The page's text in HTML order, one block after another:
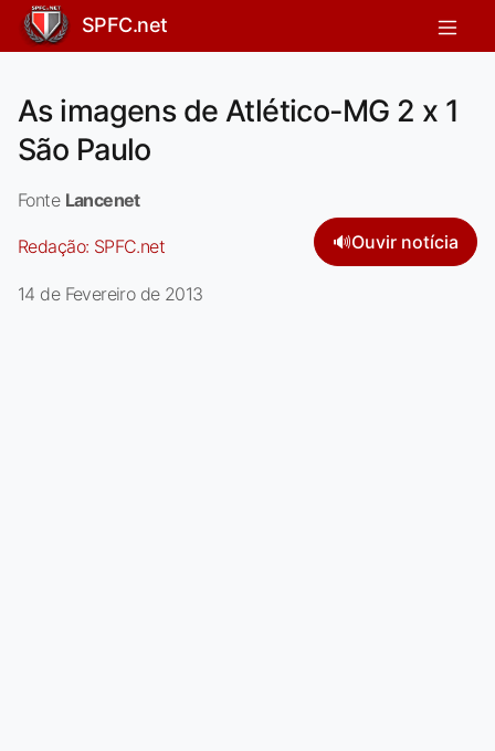
SPFC.net
As imagens de Atlético-MG 2 x 1
São Paulo
Fonte Lancenet
Redação: SPFC.net 🔊Ouvir notícia
14 de Fevereiro de 2013